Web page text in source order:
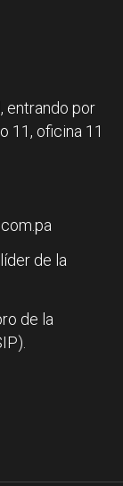
entrando por
11, oficina 11
de la
de la